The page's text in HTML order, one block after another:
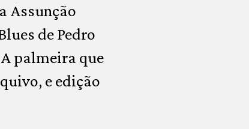
Assunção
de Pedro
palmeira que
e edição